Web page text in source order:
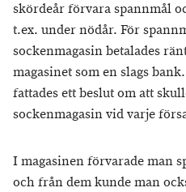
skördeår förvara spannmål
t.ex. under nödår. För
sockenmagasin betalades
magasinet som en slags
fattades ett beslut om att
sockenmagasin vid varje
I magasinen förvarade man
och från dem kunde man